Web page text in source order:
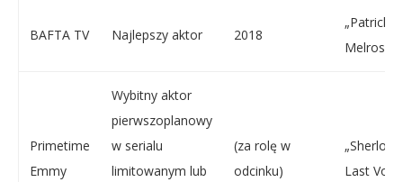
BAFTA TV Najlepszy aktor 2018
„Patrick
Melrose”
Primetime
Emmy
Wybitny aktor
pierwszoplanowy
w serialu
limitowanym lub
(za rolę w
odcinku)
Last Vow”